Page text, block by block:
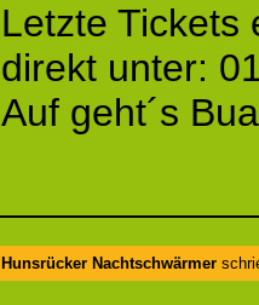
Letzte Tickets
direkt unter:
Auf geht´s
Hunsrücker Nachtschwärmer